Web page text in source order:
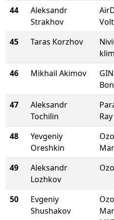
44
Aleksandr
Strakhov
45 Taras Korzhov
46 Mikhail Akimov
GIN
47
Aleksandr
Tochilin
Ray
48
Yevgeniy
Oreshkin
49
Aleksandr
Lozhkov
50
Evgeniy
Shushakov